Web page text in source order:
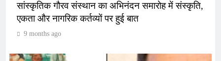
सांस्कृतिक गौरव संस्थान का अभिनंदन समारोह में संस्कृति,
एकता और नागरिक कर्तव्यों पर हुई बात
9 months ago